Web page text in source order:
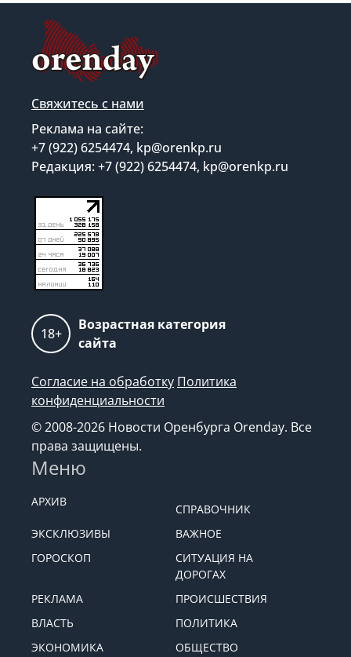
Свяжитесь с нами
Реклама на сайте:
+7 (922) 6254474, kp@orenkp.ru
Редакция: +7 (922) 6254474, kp@orenkp.ru
18+
Возрастная категория
сайта
Согласие на обработку Политика
конфиденциальности
© 2008-2026 Новости Оренбурга Orenday. Все
права защищены.
Меню
АРХИВ
СПРАВОЧНИК
ЭКСКЛЮЗИВЫ
ВАЖНОЕ
ГОРОСКОП
СИТУАЦИЯ НА
ДОРОГАХ
РЕКЛАМА
ПРОИСШЕСТВИЯ
ВЛАСТЬ
ПОЛИТИКА
ЭКОНОМИКА
ОБЩЕСТВО